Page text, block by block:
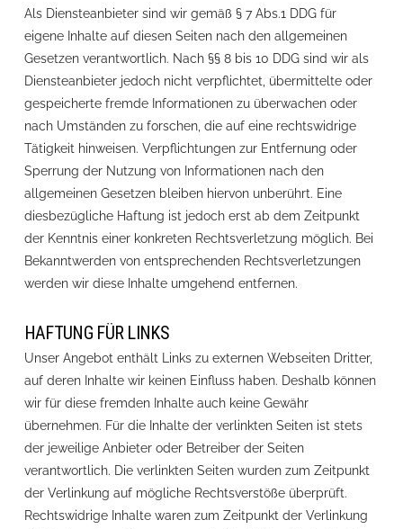
Als Diensteanbieter sind wir gemäß § 7 Abs.1 DDG für
eigene Inhalte auf diesen Seiten nach den allgemeinen
Gesetzen verantwortlich. Nach §§ 8 bis 10 DDG sind wir als
Diensteanbieter jedoch nicht verpflichtet, übermittelte oder
gespeicherte fremde Informationen zu überwachen oder
nach Umständen zu forschen, die auf eine rechtswidrige
Tätigkeit hinweisen. Verpflichtungen zur Entfernung oder
Sperrung der Nutzung von Informationen nach den
allgemeinen Gesetzen bleiben hiervon unberührt. Eine
diesbezügliche Haftung ist jedoch erst ab dem Zeitpunkt
der Kenntnis einer konkreten Rechtsverletzung möglich. Bei
Bekanntwerden von entsprechenden Rechtsverletzungen
werden wir diese Inhalte umgehend entfernen.
HAFTUNG FÜR LINKS
Unser Angebot enthält Links zu externen Webseiten Dritter,
auf deren Inhalte wir keinen Einfluss haben. Deshalb können
wir für diese fremden Inhalte auch keine Gewähr
übernehmen. Für die Inhalte der verlinkten Seiten ist stets
der jeweilige Anbieter oder Betreiber der Seiten
verantwortlich. Die verlinkten Seiten wurden zum Zeitpunkt
der Verlinkung auf mögliche Rechtsverstöße überprüft.
Rechtswidrige Inhalte waren zum Zeitpunkt der Verlinkung